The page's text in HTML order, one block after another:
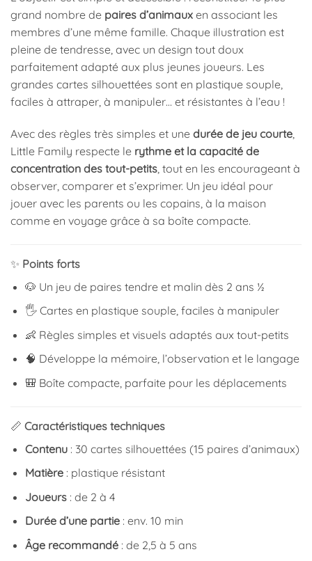
grand nombre de paires d’animaux en associant les
membres d’une même famille. Chaque illustration est
pleine de tendresse, avec un design tout doux
parfaitement adapté aux plus jeunes joueurs. Les
grandes cartes silhouettées sont en plastique souple,
faciles à attraper, à manipuler… et résistantes à l’eau !
Avec des règles très simples et une durée de jeu courte
Little Family respecte le rythme et la capacité de
concentration des tout-petits , tout en les encourageant à
observer, comparer et s’exprimer. Un jeu idéal pour
jouer avec les parents ou les copains, à la maison
comme en voyage grâce à sa boîte compacte.
✨ Points forts
🐶 Un jeu de paires tendre et malin dès 2 ans ½
🖐️ Cartes en plastique souple, faciles à manipuler
👶 Règles simples et visuels adaptés aux tout-petits
🧠 Développe la mémoire, l’observation et le langage
🎒 Boîte compacte, parfaite pour les déplacements
📏 Caractéristiques techniques
Contenu: 30 cartes silhouettées (15 paires d’animaux)
Matière: plastique résistant
Joueurs: de 2 à 4
Durée d’une partie: env. 10 min
Âge recommandé: de 2,5 à 5 ans